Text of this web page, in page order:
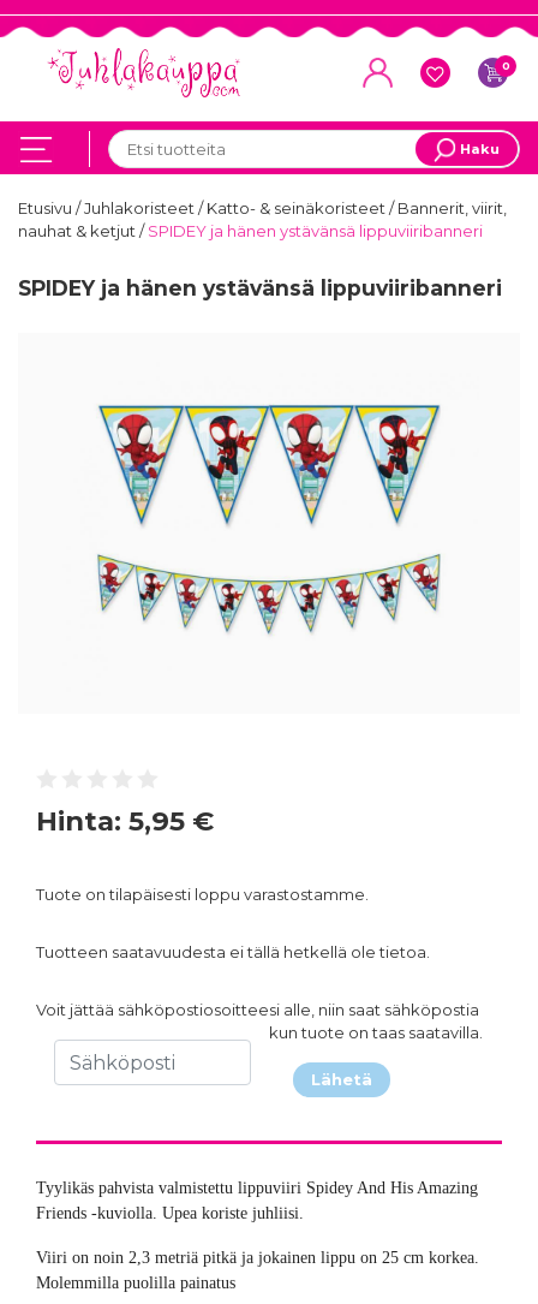
0
Haku
Etusivu /Juhlakoristeet/Katto- & seinäkoristeet/Bannerit, viirit,
nauhat & ketjut/SPIDEY ja hänen ystävänsä lippuviiribanneri
SPIDEY ja hänen ystävänsä lippuviiribanneri
Hinta: 5,95 €
Tuote on tilapäisesti loppu varastostamme.
Tuotteen saatavuudesta ei tällä hetkellä ole tietoa.
Voit jättää sähköpostiosoitteesi alle, niin saat sähköpostia
kun tuote on taas saatavilla.
Lähetä
Tyylikäs pahvista valmistettu lippuviiri Spidey And His Amazing
Friends -kuviolla. Upea koriste juhliisi.
Viiri on noin 2,3 metriä pitkä ja jokainen lippu on 25 cm korkea.
Molemmilla puolilla painatus